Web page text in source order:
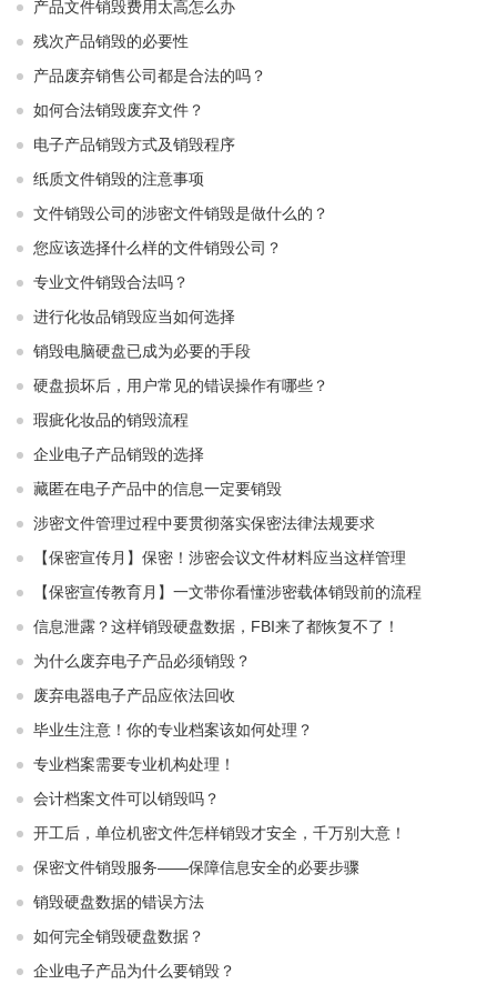
产品文件销毁费用太高怎么办
残次产品销毁的必要性
产品废弃销售公司都是合法的吗？
如何合法销毁废弃文件？
电子产品销毁方式及销毁程序
纸质文件销毁的注意事项
文件销毁公司的涉密文件销毁是做什么的？
您应该选择什么样的文件销毁公司？
专业文件销毁合法吗？
进行化妆品销毁应当如何选择
销毁电脑硬盘已成为必要的手段
硬盘损坏后，用户常见的错误操作有哪些？
瑕疵化妆品的销毁流程
企业电子产品销毁的选择
藏匿在电子产品中的信息一定要销毁
涉密文件管理过程中要贯彻落实保密法律法规要求
【保密宣传月】保密！涉密会议文件材料应当这样管理
【保密宣传教育月】一文带你看懂涉密载体销毁前的流程
信息泄露？这样销毁硬盘数据，FBI来了都恢复不了！
为什么废弃电子产品必须销毁？
废弃电器电子产品应依法回收
毕业生注意！你的专业档案该如何处理？
专业档案需要专业机构处理！
会计档案文件可以销毁吗？
开工后，单位机密文件怎样销毁才安全，千万别大意！
保密文件销毁服务——保障信息安全的必要步骤
销毁硬盘数据的错误方法
如何完全销毁硬盘数据？
企业电子产品为什么要销毁？